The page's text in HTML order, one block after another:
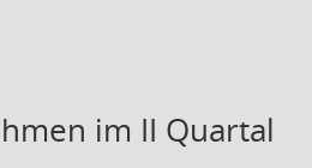
im II Quartal